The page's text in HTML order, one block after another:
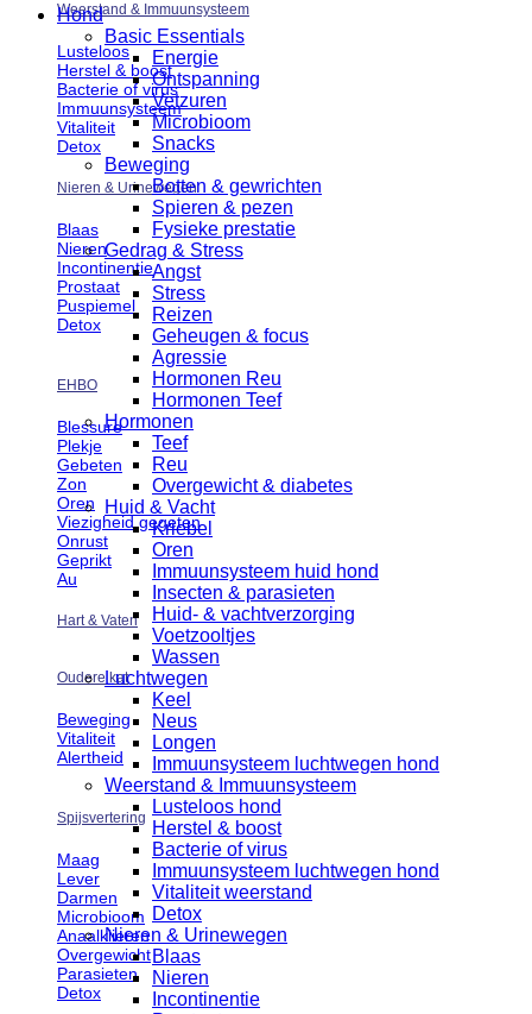
Weerstand & Immuunsysteem
Lusteloos
Herstel & boost
Bacterie of virus
Immuunsysteem
Vitaliteit
Detox
Nieren & Urinewegen
Blaas
Nieren
Incontinentie
Prostaat
Puspiemel
Detox
EHBO
Blessure
Plekje
Gebeten
Zon
Oren
Viezigheid gegeten
Onrust
Geprikt
Au
Hart & Vaten
Oudere kat
Beweging
Vitaliteit
Alertheid
Spijsvertering
Maag
Lever
Darmen
Microbioom
Anaalklieren
Overgewicht
Parasieten
Detox
Hond
Basic Essentials
Energie
Ontspanning
Vetzuren
Microbioom
Snacks
Beweging
Botten & gewrichten
Spieren & pezen
Fysieke prestatie
Gedrag & Stress
Angst
Stress
Reizen
Geheugen & focus
Agressie
Hormonen Reu
Hormonen Teef
Hormonen
Teef
Reu
Overgewicht & diabetes
Huid & Vacht
Kriebel
Oren
Immuunsysteem huid hond
Insecten & parasieten
Huid- & vachtverzorging
Voetzooltjes
Wassen
Luchtwegen
Keel
Neus
Longen
Immuunsysteem luchtwegen hond
Weerstand & Immuunsysteem
Lusteloos hond
Herstel & boost
Bacterie of virus
Immuunsysteem luchtwegen hond
Vitaliteit weerstand
Detox
Nieren & Urinewegen
Blaas
Nieren
Incontinentie